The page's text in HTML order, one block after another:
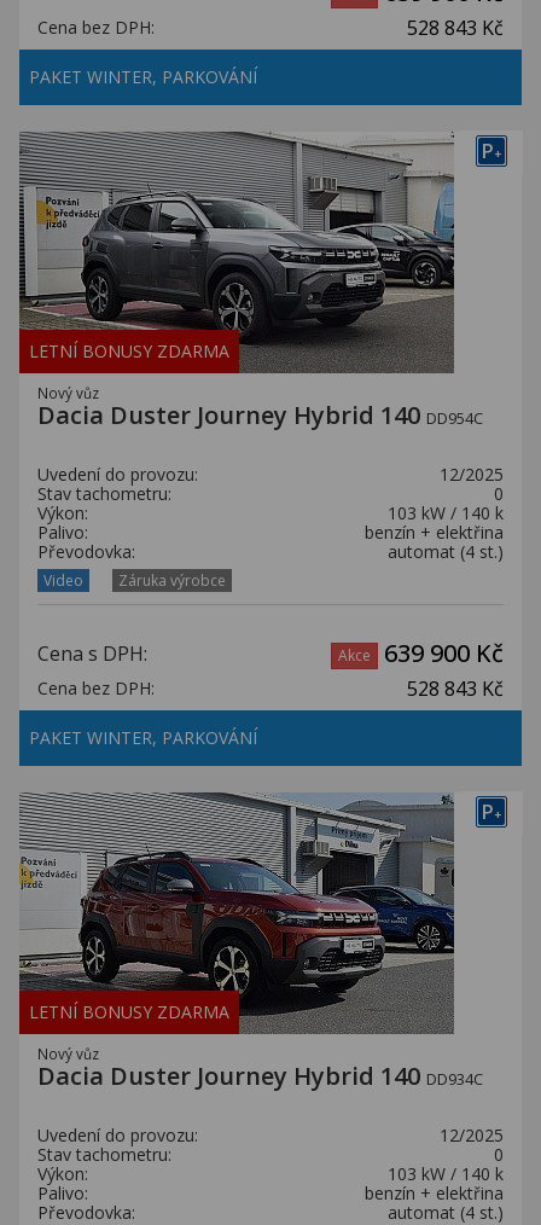
Cena bez DPH: 528 843 Kč
PAKET WINTER, PARKOVÁNÍ
P+
LETNÍ BONUSY ZDARMA
Nový vůz
Dacia Duster Journey Hybrid 140 DD954C
Uvedení do provozu:
12/2025
Stav tachometru:
0
Výkon:
103 kW / 140 k
Palivo:
benzín + elektřina
Převodovka:
automat (4 st.)
Video Záruka výrobce
Cena s DPH: Akce 639 900 Kč
Cena bez DPH: 528 843 Kč
PAKET WINTER, PARKOVÁNÍ
P+
LETNÍ BONUSY ZDARMA
Nový vůz
Dacia Duster Journey Hybrid 140 DD934C
Uvedení do provozu:
12/2025
Stav tachometru:
0
Výkon:
103 kW / 140 k
Palivo:
benzín + elektřina
Převodovka:
automat (4 st.)